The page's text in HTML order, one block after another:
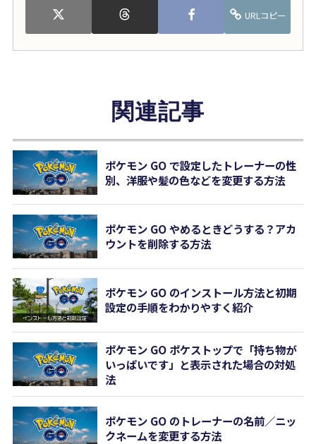
URLコピー
関連記事
ポケモン GO で設定したトレーナーの性
別、洋服や髪の色などを変更する方法
ポケモン GO やめるときどうする？アカ
ウントを削除する方法
ポケモン GO のインストール方法と初期
設定の手順をわかりやすく紹介
ポケモン GO ポケストップで「持ち物が
いっぱいです」と表示された場合の対処
法
ポケモン GO のトレーナーの名前／ニッ
クネームを変更する方法